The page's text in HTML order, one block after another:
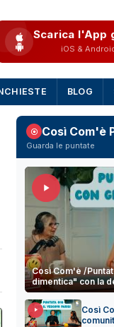
Scarica l'App
iOS &
BLOG
Così Com'è
Guarda le puntate
Così Com'è /
dimentica" con la
Così